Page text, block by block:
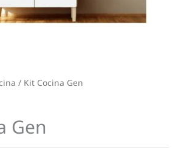
/ Kit Cocina Gen
Gen